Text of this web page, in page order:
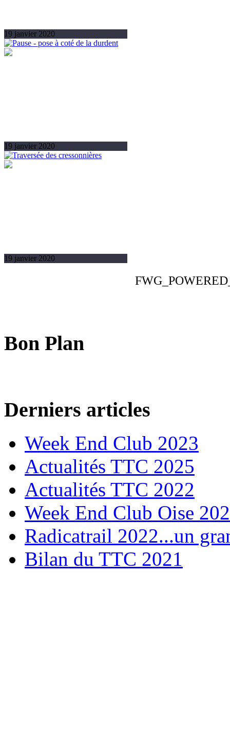
19 janvier 2020
19 janvier 2020
19 janvier 2020
Bon Plan
Derniers articles
Week End Club 2023
Actualités TTC 2025
Actualités TTC 2022
Week End Club Oise
Radicatrail 2022...un
Bilan du TTC 2021